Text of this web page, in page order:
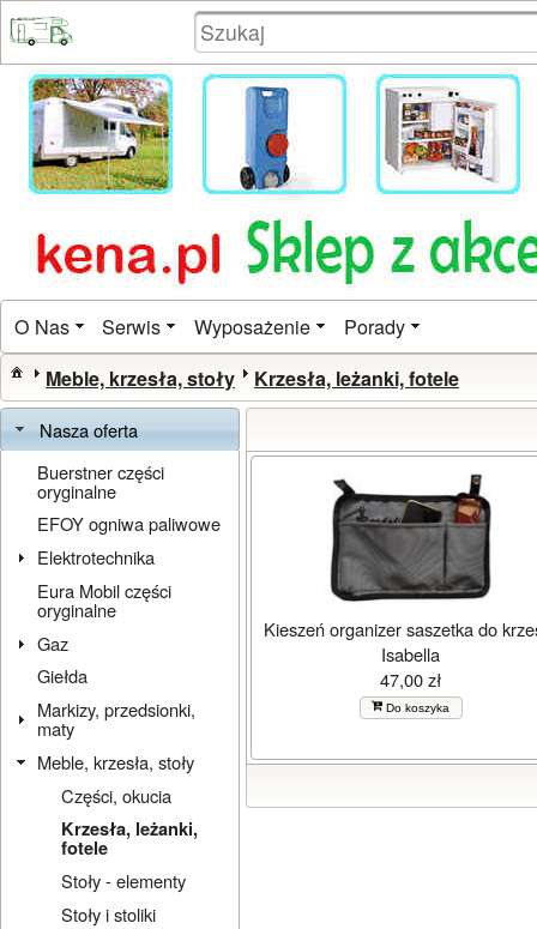
O Nas Serwis Wyposażenie Porady
Meble, krzesła, stoły Krzesła, leżanki, fotele
Nasza oferta
Buerstner części
oryginalne
EFOY ogniwa paliwowe
Elektrotechnika
Eura Mobil części
oryginalne
Gaz
Giełda
Markizy, przedsionki,
maty
Meble, krzesła, stoły
Części, okucia
Krzesła, leżanki,
fotele
Stoły - elementy
Stoły i stoliki
Kieszeń organizer saszetka do
Isabella
47,00 zł
Do koszyka